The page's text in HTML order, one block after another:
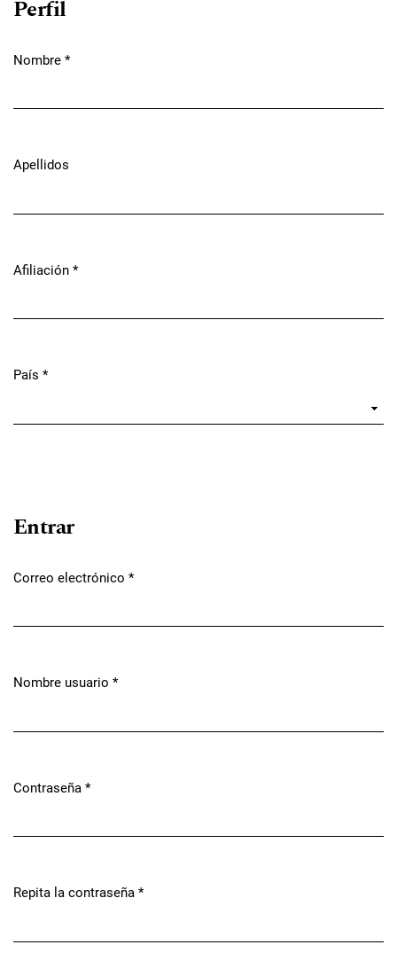
Perfil
Nombre *
Apellidos
Afiliación *
País *
Entrar
Correo electrónico *
Nombre usuario *
Contraseña *
Repita la contraseña *